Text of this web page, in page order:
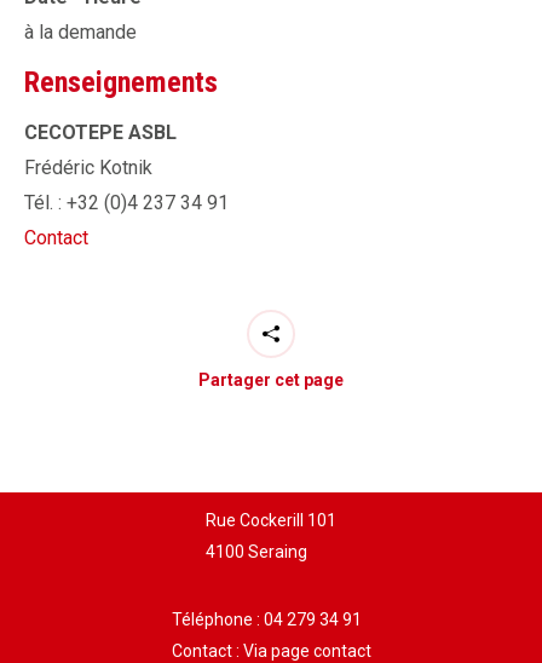
à la demande
Renseignements
CECOTEPE ASBL
Frédéric Kotnik
Tél. : +32 (0)4 237 34 91
Contact
Partager cet page
Rue Cockerill 101
4100 Seraing
Téléphone : 04 279 34 91
Contact : Via page contact